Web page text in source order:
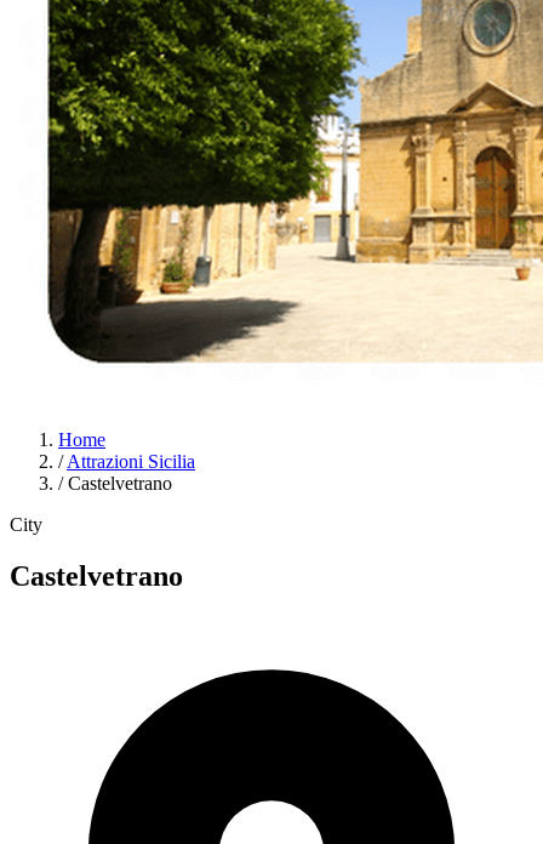
Home
/ Attrazioni Sicilia
/ Castelvetrano
City
Castelvetrano